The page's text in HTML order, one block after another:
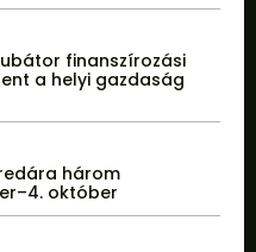
finanszírozási
a helyi gazdaság
három
október